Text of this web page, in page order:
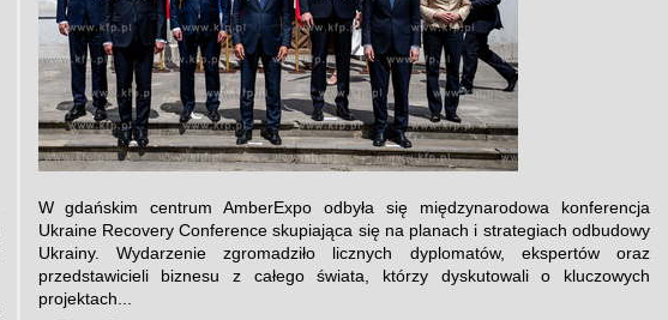
W gdańskim centrum AmberExpo odbyła się międzynarodowa konferencja
Ukraine Recovery Conference skupiająca się na planach i strategiach odbudowy
Ukrainy. Wydarzenie zgromadziło licznych dyplomatów, ekspertów oraz
przedstawicieli biznesu z całego świata, którzy dyskutowali o kluczowych
projektach...